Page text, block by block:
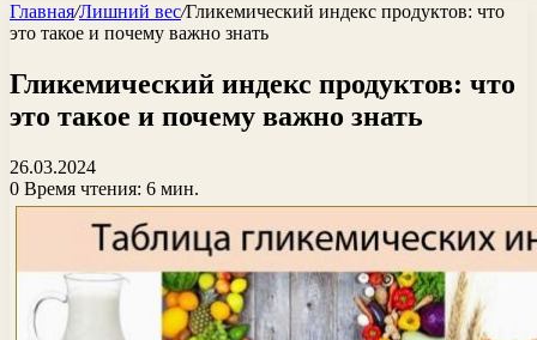
Главная/Лишний вес/Гликемический индекс продуктов: что
это такое и почему важно знать
Гликемический индекс продуктов: что
это такое и почему важно знать
26.03.2024
0 Время чтения: 6 мин.